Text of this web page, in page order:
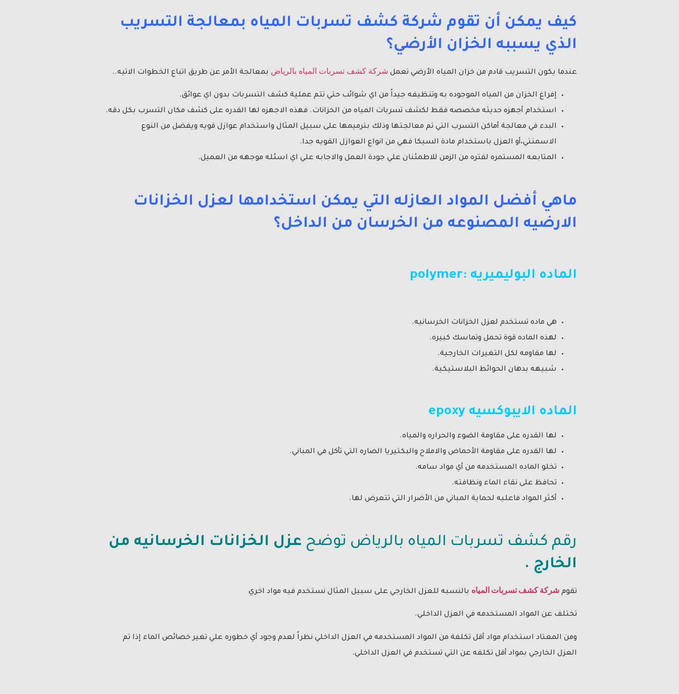
كيف يمكن أن تقوم شركة كشف تسربات المياه بمعالجة التسريب
الذي يسببه الخزان الأرضي؟
عندما يكون التسريب قادم من خزان المياه الأرضي تعمل شركة كشف تسربات المياه بالرياض بمعالجة الأمر عن طريق اتباع الخطوات الاتيه..
إفراغ الخزان من المياه الموجوده به وتنظيفه جيداً من اي شوائب حتي تتم عملية كشف التسربات بدون اي عوائق.
استخدام أجهزه حديثه مخصصه فقط لكشف تسربات المياه من الخزانات. فهذه الاجهزه لها القدره على كشف مكان التسرب بكل دقه.
البدء في معالجة أماكن التسرب التي تم معالجتها وذلك بترميمها على سبيل المثال واستخدام عوازل قويه ويفضل من النوع
الاسمنتي،أو العزل باستخدام مادة السيكا فهي من انواع العوازل القويه جدا.
المتابعه المستمره لفتره من الزمن للاطمئنان علي جودة العمل والاجابه علي اي اسئله موجهه من العميل.
ماهي أفضل المواد العازله التي يمكن استخدامها لعزل الخزانات
الارضيه المصنوعه من الخرسان من الداخل؟
الماده البوليميريه :polymer
هي ماده تستخدم لعزل الخزانات الخرسانيه.
لهذه الماده قوة تحمل وتماسك كبيره.
لها مقاومه لكل التغيرات الخارجية.
شبيهه بدهان الحوائط البلاستيكية.
الماده الايبوكسيه epoxy
لها القدره على مقاومة الضوء والحراره والمياه.
لها القدره على مقاومة الأحماض والاملاح والبكتيريا الضاره التي تأكل في المباني.
تخلو الماده المستخدمه من أي مواد سامه.
تحافظ على نقاء الماء ونظافته.
أكثر المواد فاعليه لحماية المباني من الأضرار التي تتعرض لها.
رقم كشف تسربات المياه بالرياض توضح عزل الخزانات الخرسانيه من
الخارج .
تقوم شركة كشف تسربات المياه بالنسبه للعزل الخارجي على سبيل المثال نستخدم فيه مواد اخري
تختلف عن المواد المستخدمه في العزل الداخلي.
ومن المعتاد استخدام مواد أقل تكلفة من المواد المستخدمه في العزل الداخلي نظراً لعدم وجود أي خطوره علي تغير خصائص الماء إذا تم
العزل الخارجي بمواد أقل تكلفه عن التي تستخدم في العزل الداخلي.